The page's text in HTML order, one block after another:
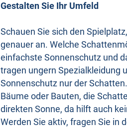
Gestalten Sie Ihr Umfeld
Schauen Sie sich den
genauer an. Welche
einfachste Sonnenschutz und
tragen ungern Spezialkleidung
Sonnenschutz nur der
Bäume oder Bauten, die
direkten Sonne, da hilft auch
Werden Sie aktiv, fragen Sie in